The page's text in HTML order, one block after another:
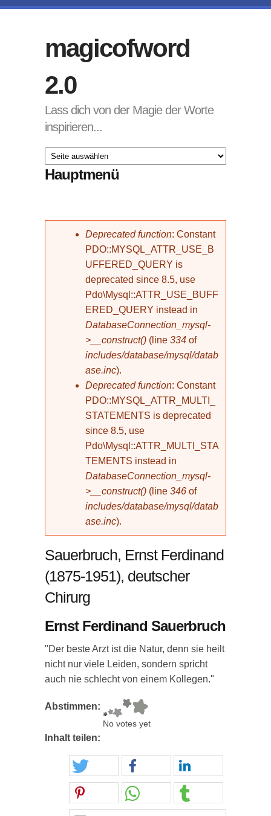
magicofword
2.0
Lass dich von der Magie der Worte
inspirieren...
Hauptmenü
Fehlermeldung
Deprecated function: Constant
PDO::MYSQL_ATTR_USE_B
UFFERED_QUERY is
deprecated since 8.5, use
Pdo\Mysql::ATTR_USE_BUFF
ERED_QUERY instead in
DatabaseConnection_mysql-
>__construct() (line 334 of
includes/database/mysql/datab
ase.inc).
Deprecated function: Constant
PDO::MYSQL_ATTR_MULTI_
STATEMENTS is deprecated
since 8.5, use
Pdo\Mysql::ATTR_MULTI_STA
TEMENTS instead in
DatabaseConnection_mysql-
>__construct() (line 346 of
includes/database/mysql/datab
ase.inc).
Sauerbruch, Ernst Ferdinand
(1875-1951), deutscher
Chirurg
Ernst Ferdinand Sauerbruch
"Der beste Arzt ist die Natur, denn sie heilt
nicht nur viele Leiden, sondern spricht
auch nie schlecht von einem Kollegen."
Abstimmen:
No votes yet
Inhalt teilen: